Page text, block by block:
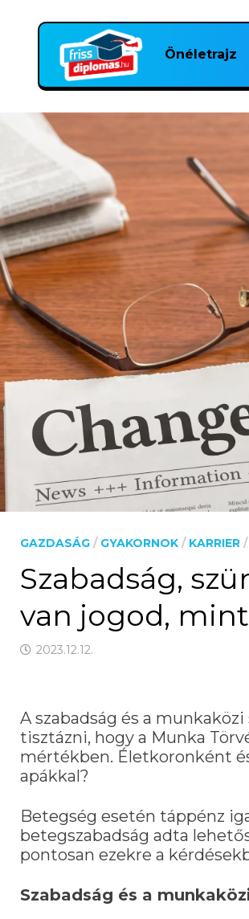
Önéletrajz
GAZDASÁG / GYAKORNOK / KARRIER /
Szabadság,
van jogod,
2023.12.12.
A szabadság és a
tisztázni, hogy a Munka
mértékben. Életkoronként
apákkal?
Betegség esetén táppénz
betegszabadság adta
pontosan ezekre a
Szabadság és a